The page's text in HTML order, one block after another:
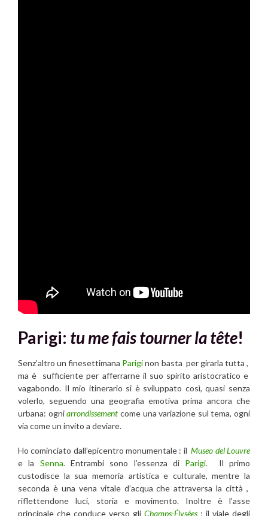
Parigi: tu me fais tourner la tête!
Senz’altro un finesettimana Pariginon basta per girarla tutta ,
ma è sufficiente per afferrarne il suo spirito aristocratico e
vagabondo. Il mio itinerario si è sviluppato così, quasi senza
volerlo, seguendo una geografia emotiva prima ancora che
urbana: ogniarrondissement come una variazione sul tema, ogni
via come un invito a deviare.
Ho cominciato dall’epicentro monumentale : ilMuseo del Louvre
e la Senna.Entrambi sono l’essenza di Parigi.
Il primo
custodisce la sua memoria artistica e culturale, mentre la
seconda è una vena vitale d’acqua che attraversa la città ,
riflettendone luci, storia e movimento. Inoltre è l’asse
principale che conduce verso gli Champs-Élysées: il viale degli